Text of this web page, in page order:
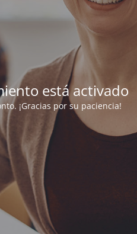
está activado
¡Gracias por su paciencia!